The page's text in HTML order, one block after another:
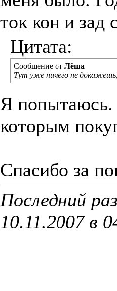
ток кон и зад
Цитата:
Сообщение от Лёша
Тут уже ничего не
Я попытаюсь.
которым
Спасибо за
Последний
10.11.2007 в